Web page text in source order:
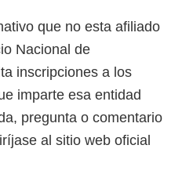
que no esta afiliado
Nacional de
inscripciones a los
imparte esa entidad
pregunta o comentario
al sitio web oficial